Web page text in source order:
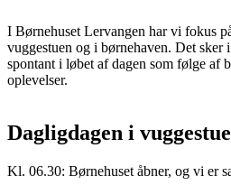
I Børnehuset Lervangen har vi fokus
vuggestuen og i børnehaven. Det sker
spontant i løbet af dagen som følge af
oplevelser.
Dagligdagen i
Kl. 06.30: Børnehuset åbner, og vi er